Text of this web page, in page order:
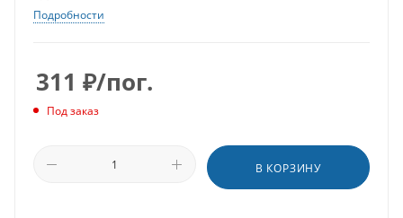
Подробности
311 ₽/пог.
Под заказ
В КОРЗИНУ